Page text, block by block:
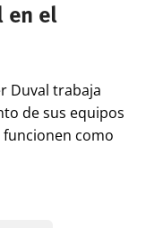
en el
Duval trabaja
de sus equipos
como